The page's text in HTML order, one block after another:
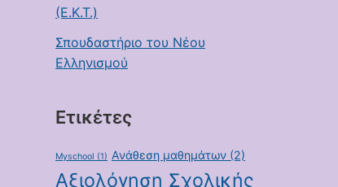
(Ε.Κ.Τ.)
Σπουδαστήριο του Νέου
Ελληνισμού
Ετικέτες
Myschool (1) Ανάθεση μαθημάτων (2)
Αξιολόγηση Σχολικής